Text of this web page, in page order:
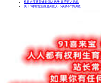
格鲁吉亚将禁止外国人代孕 政府官方信息
关于“格鲁吉亚推迟外国人代孕禁令”的调查